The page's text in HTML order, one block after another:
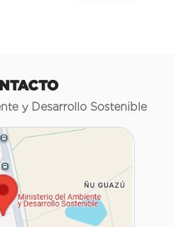
y Desarrollo Sostenible